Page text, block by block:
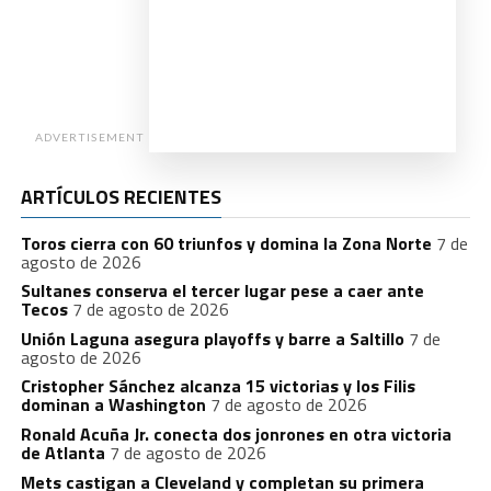
ADVERTISEMENT
ARTÍCULOS RECIENTES
Toros cierra con 60 triunfos y domina la Zona Norte 7 de
agosto de 2026
Sultanes conserva el tercer lugar pese a caer ante
Tecos 7 de agosto de 2026
Unión Laguna asegura playoffs y barre a Saltillo 7 de
agosto de 2026
Cristopher Sánchez alcanza 15 victorias y los Filis
dominan a Washington 7 de agosto de 2026
Ronald Acuña Jr. conecta dos jonrones en otra victoria
de Atlanta 7 de agosto de 2026
Mets castigan a Cleveland y completan su primera